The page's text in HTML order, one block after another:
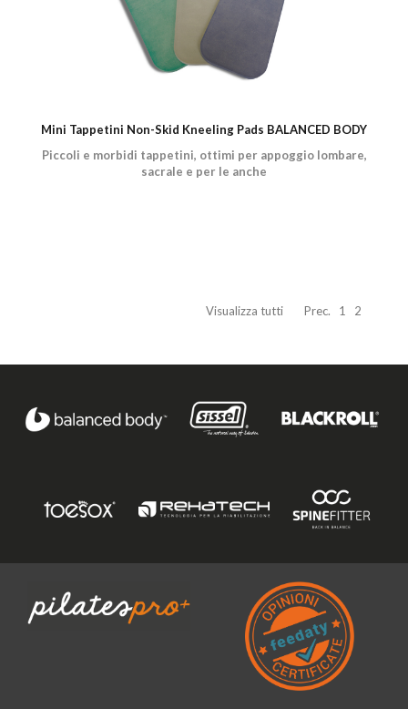
Mini Tappetini Non-Skid Kneeling Pads BALANCED BODY
Piccoli e morbidi tappetini, ottimi per appoggio lombare,
sacrale e per le anche
Visualizza tutti Prec. 1 2